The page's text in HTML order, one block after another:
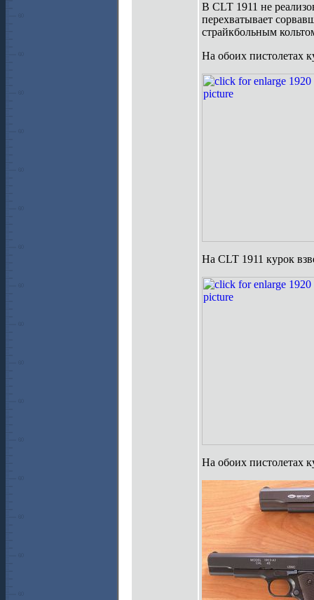
В CLT 1911 не
перехватывает
страйкбольным
На обоих пистолетах
На CLT 1911 курок
На обоих пистолетах